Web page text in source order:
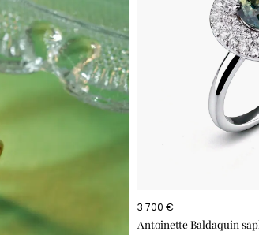
Antoinette Baldaquin
3 700 €